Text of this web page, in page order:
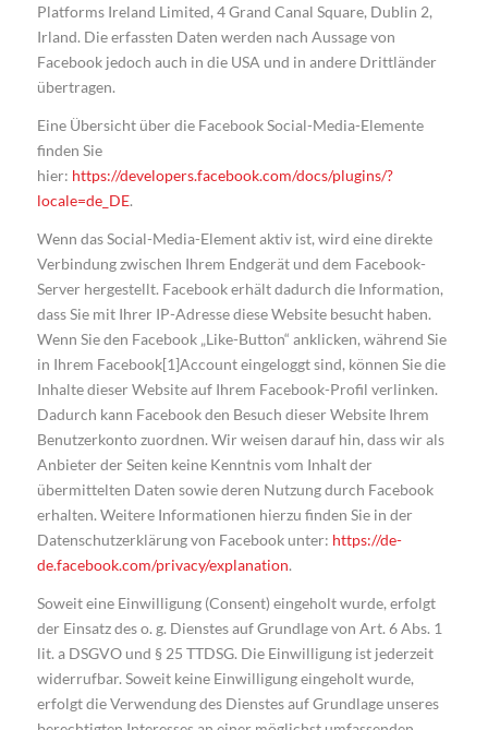
Platforms Ireland Limited, 4 Grand Canal Square, Dublin 2,
Irland. Die erfassten Daten werden nach Aussage von
Facebook jedoch auch in die USA und in andere Drittländer
übertragen.
Eine Übersicht über die Facebook Social-Media-Elemente
finden Sie
hier: https://developers.facebook.com/docs/plugins/?
locale=de_DE.
Wenn das Social-Media-Element aktiv ist, wird eine direkte
Verbindung zwischen Ihrem Endgerät und dem Facebook-
Server hergestellt. Facebook erhält dadurch die Information,
dass Sie mit Ihrer IP-Adresse diese Website besucht haben.
Wenn Sie den Facebook „Like-Button“ anklicken, während Sie
in Ihrem Facebook[1]Account eingeloggt sind, können Sie die
Inhalte dieser Website auf Ihrem Facebook-Profil verlinken.
Dadurch kann Facebook den Besuch dieser Website Ihrem
Benutzerkonto zuordnen. Wir weisen darauf hin, dass wir als
Anbieter der Seiten keine Kenntnis vom Inhalt der
übermittelten Daten sowie deren Nutzung durch Facebook
erhalten. Weitere Informationen hierzu finden Sie in der
Datenschutzerklärung von Facebook unter: https://de-
de.facebook.com/privacy/explanation.
Soweit eine Einwilligung (Consent) eingeholt wurde, erfolgt
der Einsatz des o. g. Dienstes auf Grundlage von Art. 6 Abs. 1
lit. a DSGVO und § 25 TTDSG. Die Einwilligung ist jederzeit
widerrufbar. Soweit keine Einwilligung eingeholt wurde,
erfolgt die Verwendung des Dienstes auf Grundlage unseres